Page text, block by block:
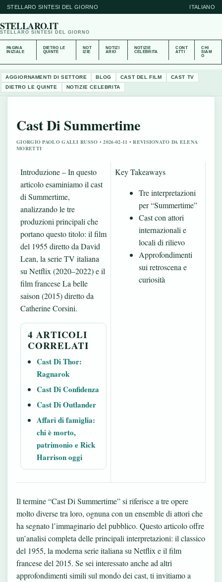
STELLARO SINTESI DEL GIORNO ITALIANO
STELLARO.IT
STELLARO SINTESI DEL GIORNO
PAGINA
INIZIALE
DIETRO LE
QUINTE
NOT
IZIE
NOTIZI
ARIO
NOTIZIE
CELEBRITA
CONT
ATTI
CHI
SIAM
O
AGGIORNAMENTI DI SETTORE BLOG CAST DEL FILM
CAST TV
DIETRO LE QUINTE
NOTIZIE CELEBRITA
Cast Di Summertime
GIORGIO PAOLO GALLI RUSSO • 2026-02-11 • REVISIONATO DA ELENA
MORETTI
Introduzione – In questo
articolo esaminiamo il cast
di Summertime,
analizzando le tre
produzioni principali che
portano questo titolo: il film
del 1955 diretto da David
Lean, la serie TV italiana
su Netflix (2020–2022) e il
film francese La belle
saison (2015) diretto da
Catherine Corsini.
4 ARTICOLI
CORRELATI
Cast Di Thor:
Ragnarok
Cast Di Confidenza
Cast Di Outlander
Affari di famiglia:
chi è morto,
patrimonio e Rick
Harrison oggi
Key Takeaways
Tre interpretazioni
per “Summertime”
Cast con attori
internazionali e
locali di rilievo
Approfondimenti
sui retroscena e
curiosità
Il termine “Cast Di Summertime” si riferisce a tre opere
molto diverse tra loro, ognuna con un ensemble di attori che
ha segnato l’immaginario del pubblico. Questo articolo offre
un’analisi completa delle principali interpretazioni: il classico
del 1955, la moderna serie italiana su Netflix e il film
francese del 2015. Se sei interessato anche ad altri
approfondimenti simili sul mondo dei cast, ti invitiamo a